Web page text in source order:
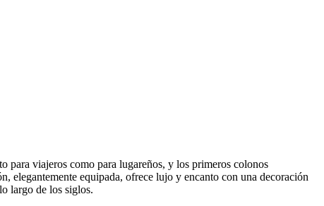
para viajeros como para lugareños, y los primeros colonos
elegantemente equipada, ofrece lujo y encanto con una decoración
largo de los siglos.